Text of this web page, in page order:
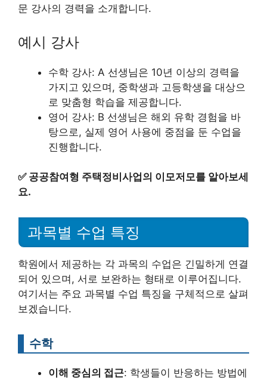
문 강사의 경력을 소개합니다.
예시 강사
수학 강사: A 선생님은 10년 이상의 경력을
가지고 있으며, 중학생과 고등학생을 대상으
로 맞춤형 학습을 제공합니다.
영어 강사: B 선생님은 해외 유학 경험을 바
탕으로, 실제 영어 사용에 중점을 둔 수업을
진행합니다.
✅ 공공참여형 주택정비사업의 이모저모를 알아보세
요.
과목별 수업 특징
학원에서 제공하는 각 과목의 수업은 긴밀하게 연결
되어 있으며, 서로 보완하는 형태로 이루어집니다.
여기서는 주요 과목별 수업 특징을 구체적으로 살펴
보겠습니다.
수학
이해 중심의 접근: 학생들이 반응하는 방법에